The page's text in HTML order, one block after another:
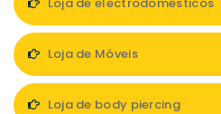
Loja de Móveis
Loja de body piercing